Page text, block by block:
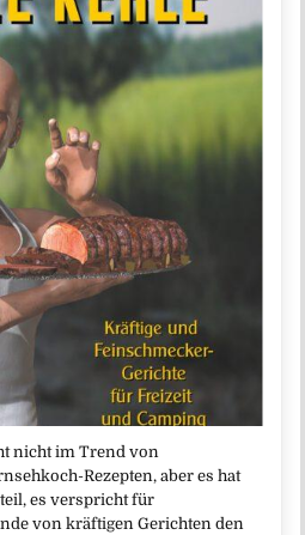
nicht im Trend von
Rezepten, aber es hat
es verspricht für
von kräftigen Gerichten den